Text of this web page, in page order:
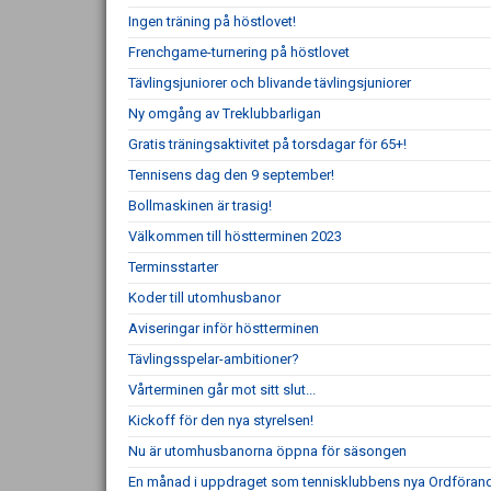
Ingen träning på höstlovet!
Frenchgame-turnering på höstlovet
Tävlingsjuniorer och blivande tävlingsjuniorer
Ny omgång av Treklubbarligan
Gratis träningsaktivitet på torsdagar för 65+!
Tennisens dag den 9 september!
Bollmaskinen är trasig!
Välkommen till höstterminen 2023
Terminsstarter
Koder till utomhusbanor
Aviseringar inför höstterminen
Tävlingsspelar-ambitioner?
Vårterminen går mot sitt slut...
Kickoff för den nya styrelsen!
Nu är utomhusbanorna öppna för säsongen
En månad i uppdraget som tennisklubbens nya